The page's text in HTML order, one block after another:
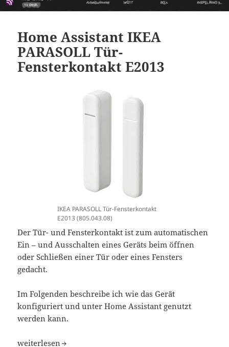
Home Assistant IKEA
PARASOLL Tür-
Fensterkontakt E2013
IKEA PARASOLL Tür-Fensterkontakt
E2013 (805.043.08)
Der Tür- und Fensterkontakt ist zum automatischen
Ein – und Ausschalten eines Geräts beim öffnen
oder Schließen einer Tür oder eines Fensters
gedacht.
Im Folgenden beschreibe ich wie das Gerät
konfiguriert und unter Home Assistant genutzt
werden kann.
Home Assistant IKEA PARASOLL Tür-Fensterkontakt
weiterlesen